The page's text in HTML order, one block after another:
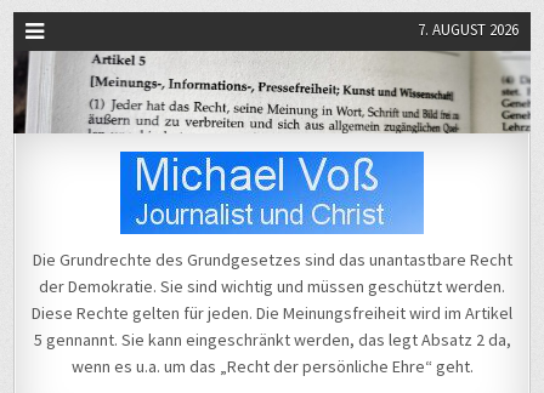
7. AUGUST 2026
Michael Voß
Die Grundrechte des Grundgesetzes sind das unantastbare Recht
der Demokratie. Sie sind wichtig und müssen geschützt werden.
Diese Rechte gelten für jeden. Die Meinungsfreiheit wird im Artikel
5 gennannt. Sie kann eingeschränkt werden, das legt Absatz 2 da,
wenn es u.a. um das „Recht der persönliche Ehre“ geht.